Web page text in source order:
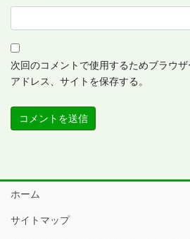
次回のコメントで使用するためブラウ
アドレス、サイトを保存する。
ホーム
サイトマップ